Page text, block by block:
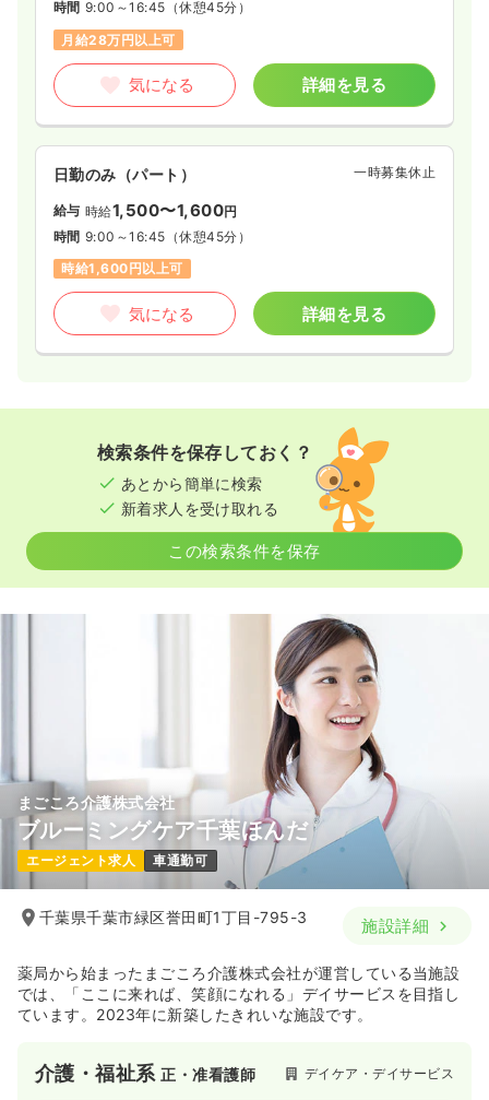
時間 9:00～16:45 （休憩45分）
月給28万円以上可
気になる 詳細を見る
日勤のみ（パート） 一時募集休止
給与 時給1,500〜1,600円
時間 9:00～16:45 （休憩45分）
時給1,600円以上可
気になる 詳細を見る
検索条件を保存しておく？
あとから簡単に検索
新着求人を受け取れる
この検索条件を保存
まごころ介護株式会社
ブルーミングケア千葉ほんだ
エージェント求人 車通勤可
千葉県千葉市緑区誉田町1丁目-795-3 施設詳細
薬局から始まったまごころ介護株式会社が運営している当施設
では、「ここに来れば、笑顔になれる」デイサービスを目指し
ています。2023年に新築したきれいな施設です。
介護・福祉系正・准看護師 デイケア・デイサービス